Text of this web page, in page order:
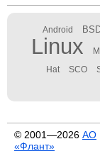
Android
Linux
Hat SCO
© 2001—2026 АО
«Флант»